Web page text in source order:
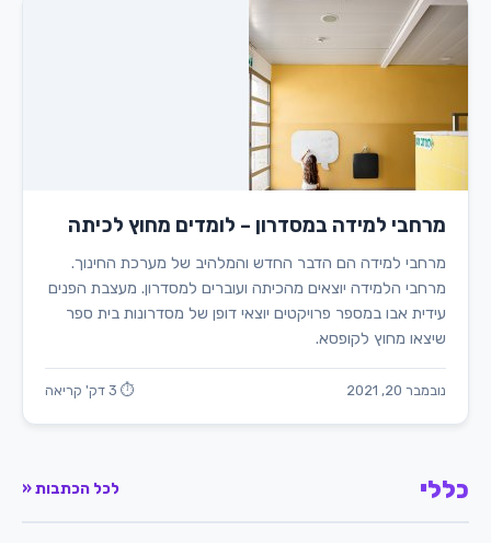
מרחבי למידה במסדרון – לומדים מחוץ לכיתה
מרחבי למידה הם הדבר החדש והמלהיב של מערכת החינוך.
מרחבי הלמידה יוצאים מהכיתה ועוברים למסדרון. מעצבת הפנים
עידית אבו במספר פרויקטים יוצאי דופן של מסדרונות בית ספר
שיצאו מחוץ לקופסא.
נובמבר 20, 2021 ⏱ 3 דק' קריאה
כללי לכל הכתבות «